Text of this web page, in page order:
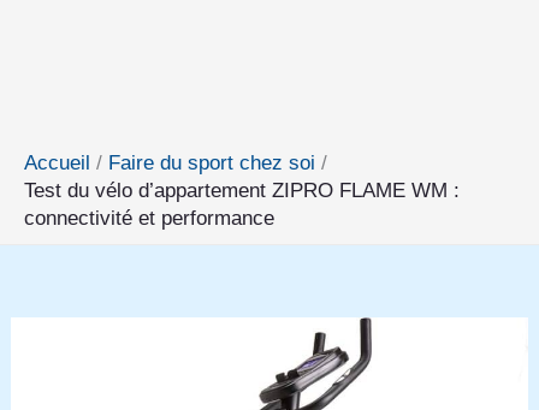
Accueil
Faire du sport chez soi
Test du vélo d’appartement ZIPRO FLAME WM :
connectivité et performance